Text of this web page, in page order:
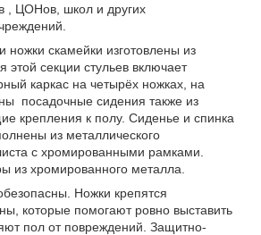
, ЦОНов, школ и других
ножки скамейки изготовлены из
этой секции стульев включает
каркас на четырёх ножках, на
посадочные сидения также из
крепления к полу. Сиденье и спинка
из металлического
с хромированными рамками.
из хромированного металла.
Ножки крепятся
которые помогают ровно выставить
пол от повреждений. Защитно-